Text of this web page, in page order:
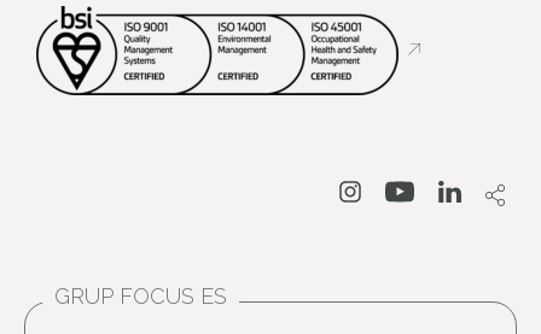
Abre en nueva
Abre en nueva
Abre en
GRUP FOCUS ES